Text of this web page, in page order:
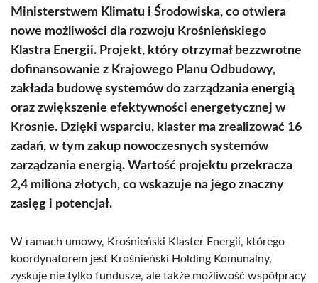
Ministerstwem Klimatu i Środowiska, co otwiera
nowe możliwości dla rozwoju Krośnieńskiego
Klastra Energii. Projekt, który otrzymał bezzwrotne
dofinansowanie z Krajowego Planu Odbudowy,
zakłada budowę systemów do zarządzania energią
oraz zwiększenie efektywności energetycznej w
Krosnie. Dzięki wsparciu, klaster ma zrealizować 16
zadań, w tym zakup nowoczesnych systemów
zarządzania energią. Wartość projektu przekracza
2,4 miliona złotych, co wskazuje na jego znaczny
zasięg i potencjał.
W ramach umowy, Krośnieński Klaster Energii, którego
koordynatorem jest Krośnieński Holding Komunalny,
zyskuje nie tylko fundusze, ale także możliwość współpracy